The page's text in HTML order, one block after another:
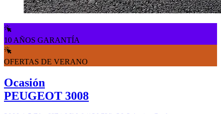
10 AÑOS GARANTÍA
OFERTAS DE VERANO
Ocasión
PEUGEOT 3008